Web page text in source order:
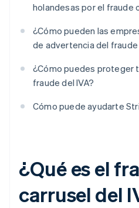
holandesas por el fraude
¿Cómo pueden las
de advertencia del fraude
¿Cómo puedes proteger
fraude del IVA?
Cómo puede ayudarte
¿Qué es el
carrusel del